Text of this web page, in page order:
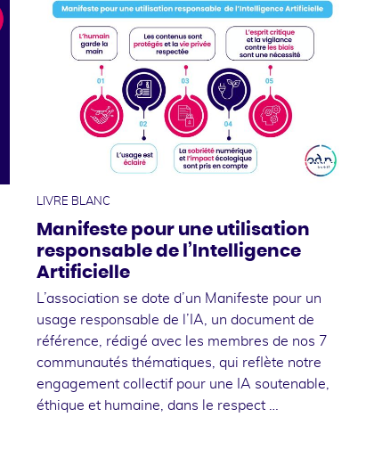
15
octobre
LIVRE BLANC
Manifeste pour une utilisation
responsable de l’Intelligence
Artificielle
L’association se dote d’un Manifeste pour un
usage responsable de l’IA, un document de
référence, rédigé avec les membres de nos 7
communautés thématiques, qui reflète notre
engagement collectif pour une IA soutenable,
éthique et humaine, dans le respect …